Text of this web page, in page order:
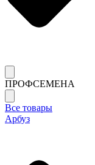
ПРОФСЕМЕНА
Все товары
Арбуз